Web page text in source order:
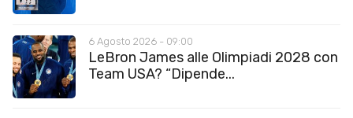
6 Agosto 2026 - 09:00
LeBron James alle Olimpiadi 2028 con
Team USA? “Dipende...